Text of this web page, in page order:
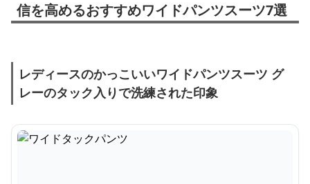
信を高めるおすすめワイドパンツスーツ7選
レディースのかっこいいワイドパンツスーツ グ
レーのタック入りで洗練された印象